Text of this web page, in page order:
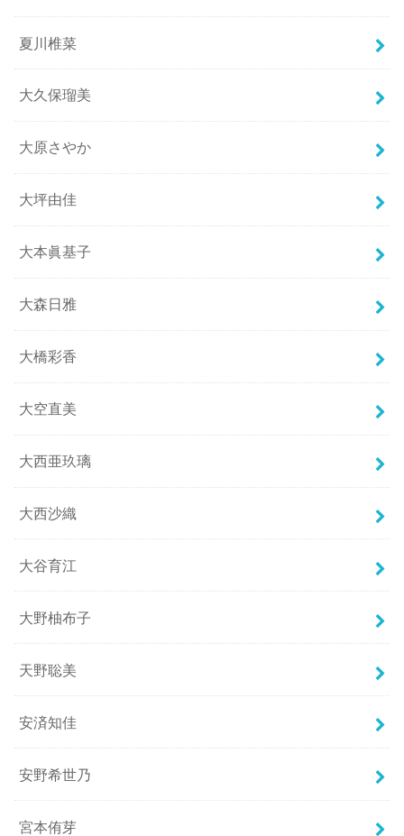
夏川椎菜
大久保瑠美
大原さやか
大坪由佳
大本眞基子
大森日雅
大橋彩香
大空直美
大西亜玖璃
大西沙織
大谷育江
大野柚布子
天野聡美
安済知佳
安野希世乃
宮本侑芽